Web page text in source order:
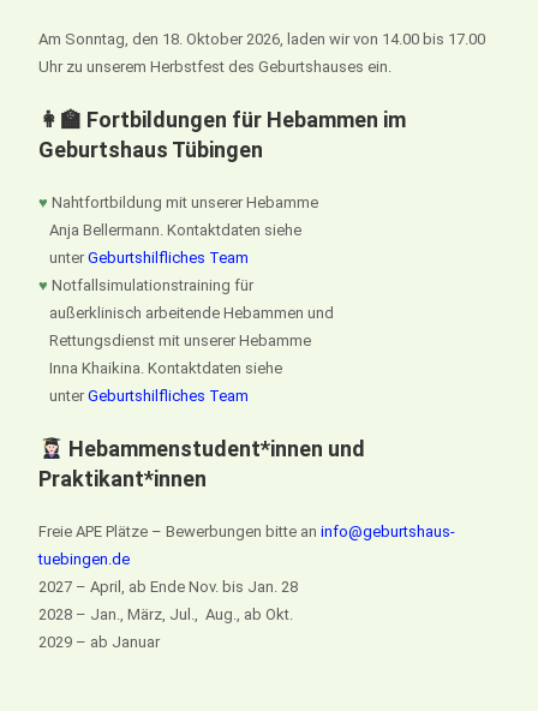
Am Sonntag, den 18. Oktober 2026, laden wir von 14.00 bis 17.00
Uhr zu unserem Herbstfest des Geburtshauses ein.
👩‍🏫 Fortbildungen für Hebammen im
Geburtshaus Tübingen
♥ Nahtfortbildung mit unserer Hebamme
Anja Bellermann. Kontaktdaten siehe
unterGeburtshilfliches Team
♥ Notfallsimulationstraining für
außerklinisch arbeitende Hebammen und
Rettungsdienst mit unserer Hebamme
Inna Khaikina. Kontaktdaten siehe
unterGeburtshilfliches Team
Hebammenstudent*innen und
Praktikant*innen
Freie APE Plätze – Bewerbungen bitte aninfo@geburtshaus-
tuebingen.de
2027 – April, ab Ende Nov. bis Jan. 28
2028 – Jan., März, Jul., Aug., ab Okt.
2029 – ab Januar